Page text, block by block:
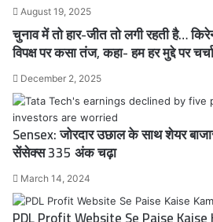
August 19, 2025
चुनाव में तो हार-जीत तो लगी रहती है…
विपक्ष पर कसा तंज, कहा- हम हर मुद्दे पर
December 2, 2025
Sensex: जोरदार उछाल के साथ शेयर
सेंसेक्स 335 अंक चढ़ा
March 14, 2024